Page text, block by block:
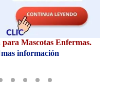
Mascotas Enfermas.
información